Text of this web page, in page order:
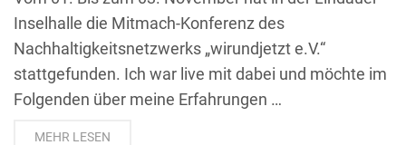
Inselhalle die Mitmach-Konferenz des
Nachhaltigkeitsnetzwerks „wirundjetzt e.V.“
stattgefunden. Ich war live mit dabei und möchte im
Folgenden über meine Erfahrungen …
MEHR LESEN